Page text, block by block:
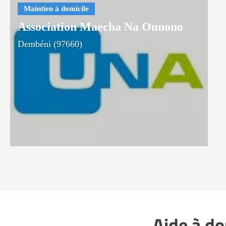
Association Maecha Na Ounono
Dembéni (97660)